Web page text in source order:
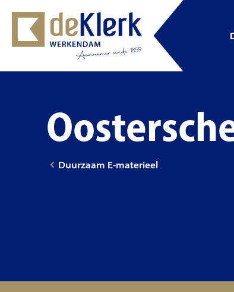
Duurzaam E-materieel